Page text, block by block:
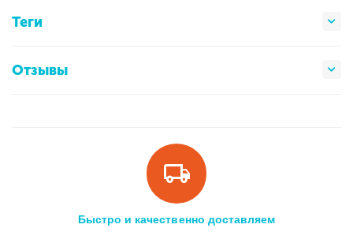
Теги
Отзывы
Быстро и качественно доставляем